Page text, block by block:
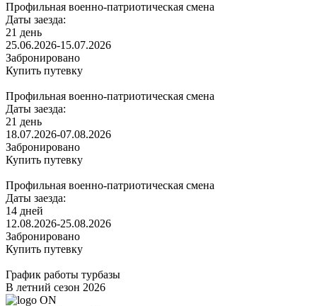
Профильная военно-патриотическая смена
Даты заезда:
21 день
25.06.2026-15.07.2026
Забронировано
Купить путевку
Профильная военно-патриотическая смена
Даты заезда:
21 день
18.07.2026-07.08.2026
Забронировано
Купить путевку
Профильная военно-патриотическая смена
Даты заезда:
14 дней
12.08.2026-25.08.2026
Забронировано
Купить путевку
График работы турбазы
В летний сезон 2026